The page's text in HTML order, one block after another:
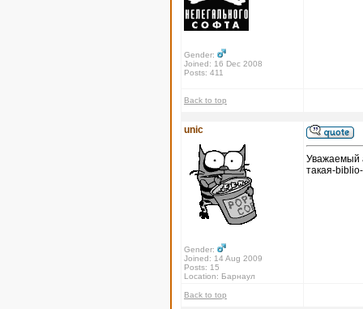
Gender:
Joined: 16 Dec 2008
Posts: 411
Back to top
unic
Gender:
Joined: 14 Aug 2009
Posts: 15
Location: Барнаул
Уважаемый
такая-
Back to top